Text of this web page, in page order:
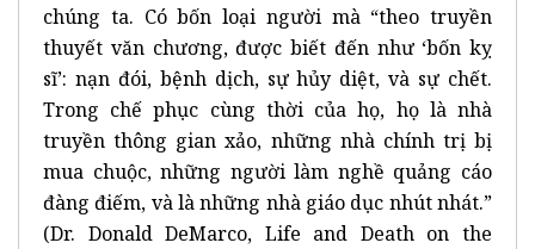
chúng ta. Có bốn loại người mà “theo truyền
thuyết văn chương, được biết đến như ‘bốn kỵ
sĩ’: nạn đói, bệnh dịch, sự hủy diệt, và sự chết.
Trong chế phục cùng thời của họ, họ là nhà
truyền thông gian xảo, những nhà chính trị bị
mua chuộc, những người làm nghề quảng cáo
đàng điếm, và là những nhà giáo dục nhút nhát.”
(Dr. Donald DeMarco, Life and Death on the